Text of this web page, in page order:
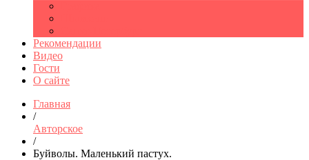
Рекомендации
Видео
Гости
О сайте
Главная
/
Авторское
/
Буйволы. Маленький пастух.